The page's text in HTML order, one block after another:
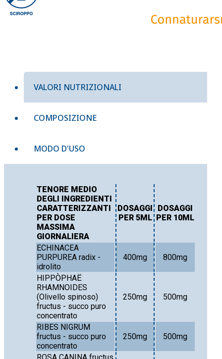
VALORI NUTRIZIONALI
COMPOSIZIONE
MODO D'USO
TENORE MEDIO
DEGLI INGREDIENTI
CARATTERIZZANTI
PER DOSE
MASSIMA
GIORNALIERA
DOSAGGI
PER 5ML
DOSAGGI
PER 10ML
ECHINACEA
PURPUREA radix -
idrolito
400mg 800mg
HIPPÒPHAË
RHAMNOIDES
(Olivello spinoso)
fructus - succo puro
concentrato
250mg 500mg
RIBES NIGRUM
fructus - succo puro
concentrato
250mg 500mg
ROSA CANINA fructus